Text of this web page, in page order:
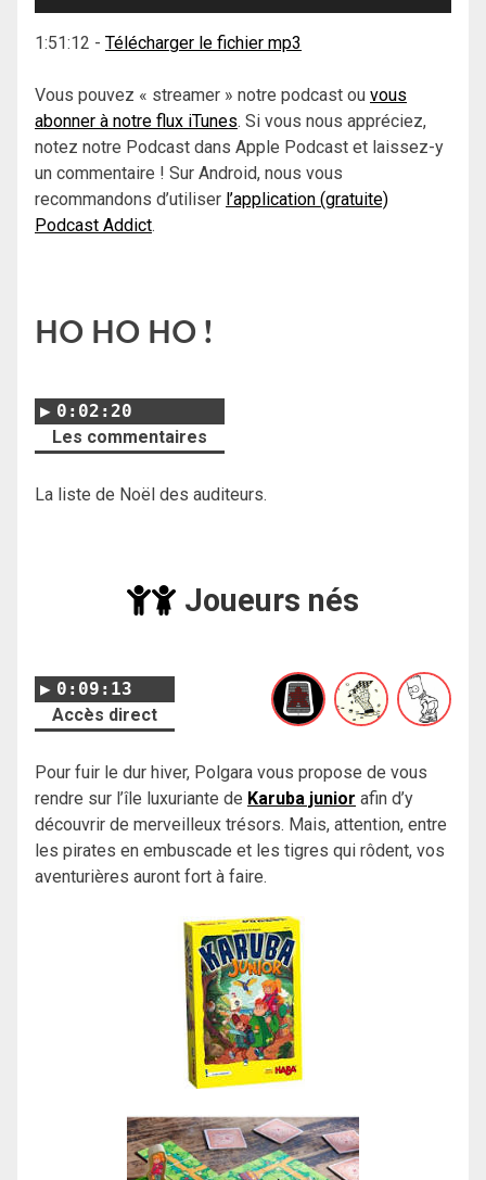
1:51:12 - Télécharger le fichier mp3
Vous pouvez « streamer » notre podcast ou vous
abonner à notre flux iTunes. Si vous nous appréciez,
notez notre Podcast dans Apple Podcast et laissez-y
un commentaire ! Sur Android, nous vous
recommandons d’utiliser l’application (gratuite)
Podcast Addict.
HO HO HO !
0:02:20
Les commentaires
La liste de Noël des auditeurs.
Joueurs nés
0:09:13
Accès direct
Pour fuir le dur hiver, Polgara vous propose de vous
rendre sur l’île luxuriante de Karuba junior afin d’y
découvrir de merveilleux trésors. Mais, attention, entre
les pirates en embuscade et les tigres qui rôdent, vos
aventurières auront fort à faire.